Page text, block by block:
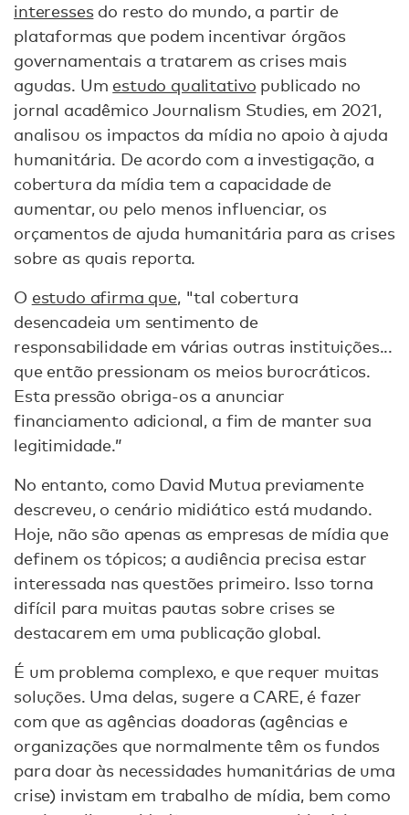
interessesdo resto do mundo, a partir de
plataformas que podem incentivar órgãos
governamentais a tratarem as crises mais
agudas. Um estudo qualitativo publicado no
jornal acadêmico Journalism Studies, em 2021,
analisou os impactos da mídia no apoio à ajuda
humanitária. De acordo com a investigação, a
cobertura da mídia tem a capacidade de
aumentar, ou pelo menos influenciar, os
orçamentos de ajuda humanitária para as crises
sobre as quais reporta.
O estudo afirma que, "tal cobertura
desencadeia um sentimento de
responsabilidade em várias outras instituições...
que então pressionam os meios burocráticos.
Esta pressão obriga-os a anunciar
financiamento adicional, a fim de manter sua
legitimidade.”
No entanto, como David Mutua previamente
descreveu, o cenário midiático está mudando.
Hoje, não são apenas as empresas de mídia que
definem os tópicos; a audiência precisa estar
interessada nas questões primeiro. Isso torna
difícil para muitas pautas sobre crises se
destacarem em uma publicação global.
É um problema complexo, e que requer muitas
soluções. Uma delas, sugere a CARE, é fazer
com que as agências doadoras (agências e
organizações que normalmente têm os fundos
para doar às necessidades humanitárias de uma
crise) invistam em trabalho de mídia, bem como